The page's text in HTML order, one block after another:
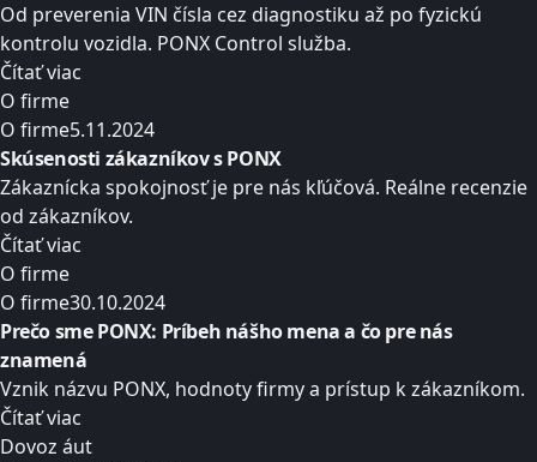
Od preverenia VIN čísla cez diagnostiku až po fyzickú
kontrolu vozidla. PONX Control služba.
Čítať viac
O firme
O firme5.11.2024
Skúsenosti zákazníkov s PONX
Zákaznícka spokojnosť je pre nás kľúčová. Reálne recenzie
od zákazníkov.
Čítať viac
O firme
O firme30.10.2024
Prečo sme PONX: Príbeh nášho mena a čo pre nás
znamená
Vznik názvu PONX, hodnoty firmy a prístup k zákazníkom.
Čítať viac
Dovoz áut